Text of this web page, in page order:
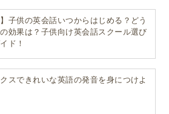
】子供の英会話いつからはじめる？どう
効果は？子供向け英会話スクール選び
ド！
スできれいな英語の発音を身につけよ